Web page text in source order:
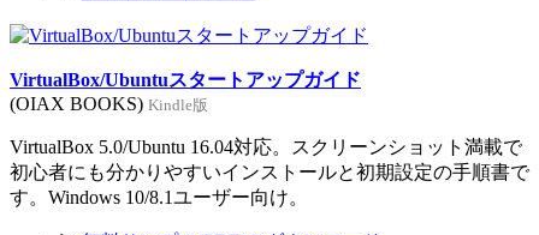
VirtualBox/Ubuntuスタートアップガイド
(OIAX BOOKS) Kindle版
VirtualBox 5.0/Ubuntu 16.04対応。スクリーンショット満載で
初心者にも分かりやすいインストールと初期設定の手順書で
す。Windows 10/8.1ユーザー向け。